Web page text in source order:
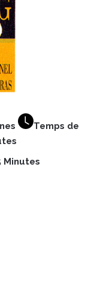
Temps de
Minutes